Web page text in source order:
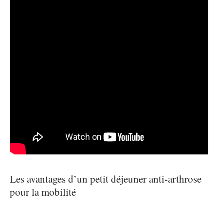
Les avantages d’un petit déjeuner anti-arthrose
pour la mobilité